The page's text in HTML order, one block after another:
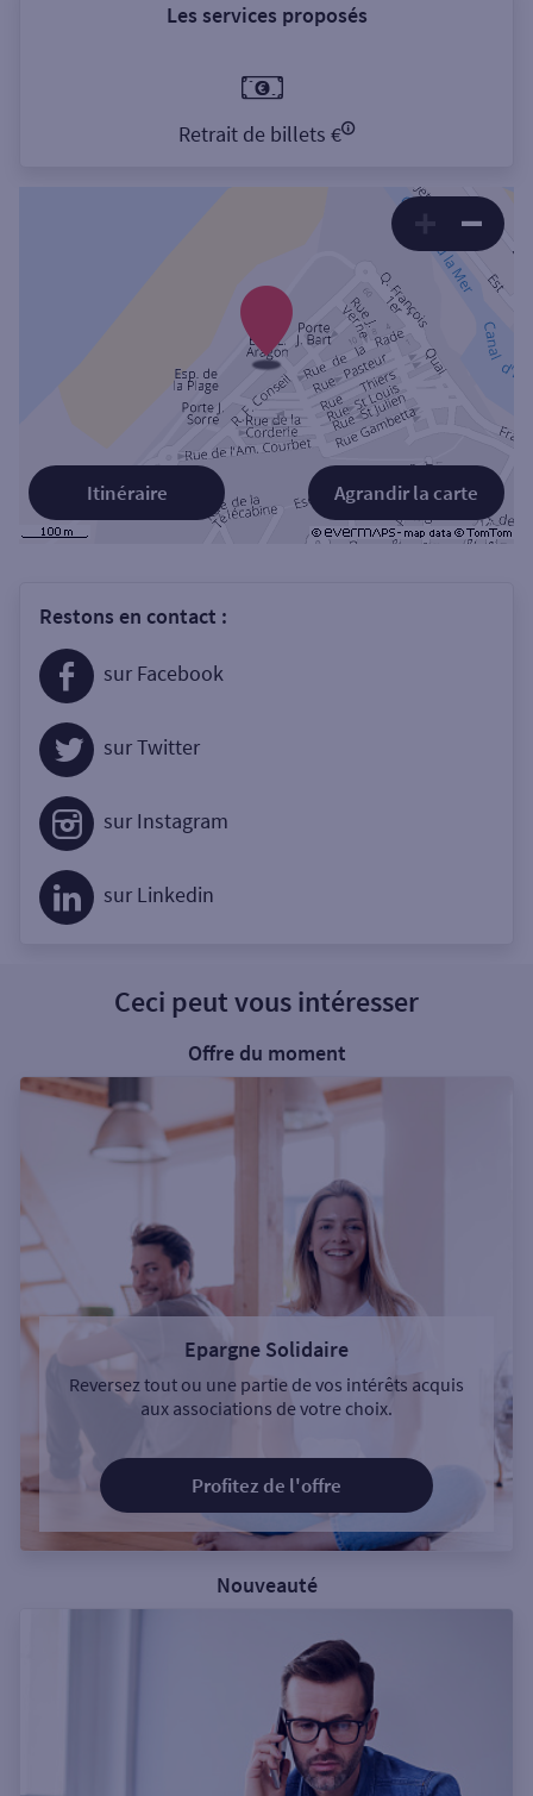
Les services proposés
Retrait de billets €
Agrandir la carte
Itinéraire
Restons en contact :
sur Facebook
sur Twitter
sur Instagram
sur Linkedin
Ceci peut vous intéresser
Offre du moment
Epargne Solidaire
Reversez tout ou une partie de vos intérêts acquis
aux associations de votre choix.
Profitez de l'offre
Nouveauté